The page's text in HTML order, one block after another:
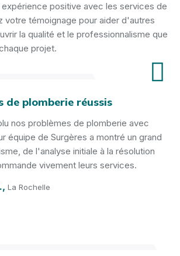
positive avec les services de
votre témoignage pour aider d'autres
la qualité et le professionnalisme que
projet.
de plomberie réussis
nos problèmes de plomberie avec
équipe de Surgères a montré un grand
de l'analyse initiale à la résolution
vivement leurs services.
La Rochelle